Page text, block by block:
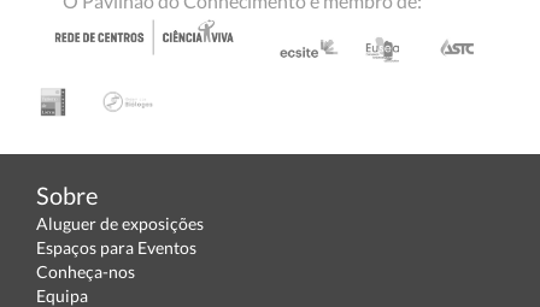
Sobre
Aluguer de exposições
Espaços para Eventos
Conheça-nos
Equipa